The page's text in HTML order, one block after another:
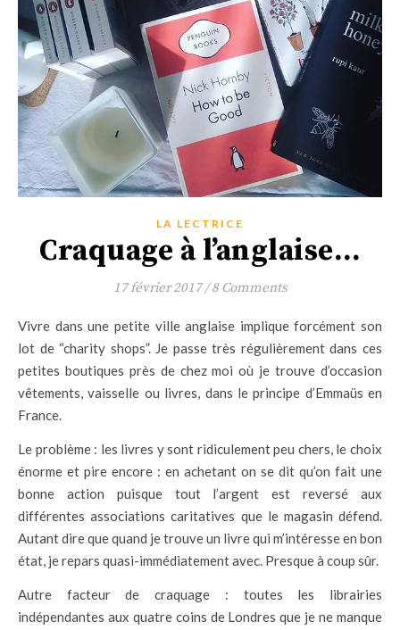
LA LECTRICE
Craquage à l’anglaise…
17 février 2017/8 Comments
Vivre dans une petite ville anglaise implique forcément son
lot de “charity shops”. Je passe très régulièrement dans ces
petites boutiques près de chez moi où je trouve d’occasion
vêtements, vaisselle ou livres, dans le principe d’Emmaüs en
France.
Le problème : les livres y sont ridiculement peu chers, le choix
énorme et pire encore : en achetant on se dit qu’on fait une
bonne action puisque tout l’argent est reversé aux
différentes associations caritatives que le magasin défend.
Autant dire que quand je trouve un livre qui m’intéresse en bon
état, je repars quasi-immédiatement avec. Presque à coup sûr.
Autre facteur de craquage : toutes les librairies
indépendantes aux quatre coins de Londres que je ne manque